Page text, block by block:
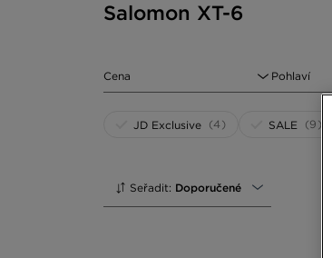
Salomon XT-6
Cena Pohlaví
JD Exclusive (4) SALE (9)
Seřadit: Doporučené